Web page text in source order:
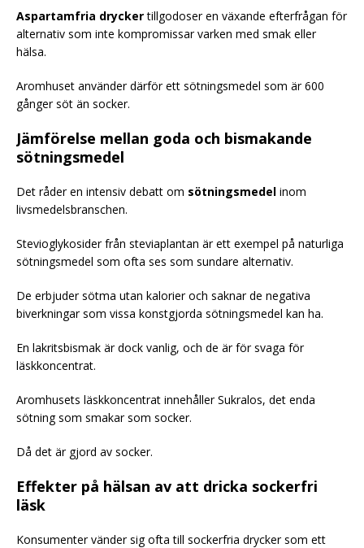
Aspartamfria dryckertillgodoser en växande efterfrågan för
alternativ som inte kompromissar varken med smak eller
hälsa.
Aromhuset använder därför ett sötningsmedel som är 600
gånger söt än socker.
Jämförelse mellan goda och bismakande
sötningsmedel
Det råder en intensiv debatt om sötningsmedel inom
livsmedelsbranschen.
Stevioglykosider från steviaplantan är ett exempel på naturliga
sötningsmedel som ofta ses som sundare alternativ.
De erbjuder sötma utan kalorier och saknar de negativa
biverkningar som vissa konstgjorda sötningsmedel kan ha.
En lakritsbismak är dock vanlig, och de är för svaga för
läskkoncentrat.
Aromhusets läskkoncentrat innehåller Sukralos, det enda
sötning som smakar som socker.
Då det är gjord av socker.
Effekter på hälsan av att dricka sockerfri
läsk
Konsumenter vänder sig ofta till sockerfria drycker som ett